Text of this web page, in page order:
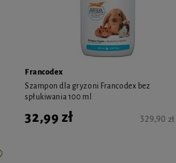
Francodex
Szampon dla gryzoni Francodex bez
spłukiwania 100 ml
32,99 zł 329,90